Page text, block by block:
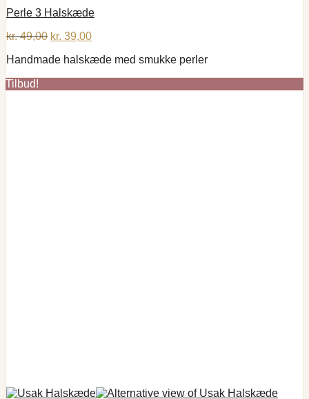
Perle 3 Halskæde
kr.49,00 Den
pris
kr. 39,00Den
pris
Handmade halskæde med smukke perler
Tilbud!